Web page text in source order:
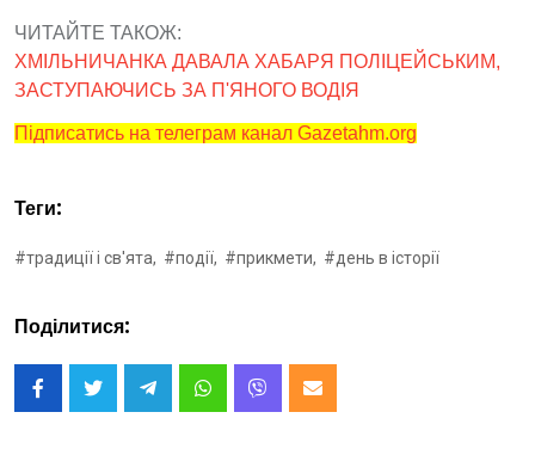
ЧИТАЙТЕ ТАКОЖ:
ХМІЛЬНИЧАНКА ДАВАЛА ХАБАРЯ ПОЛІЦЕЙСЬКИМ,
ЗАСТУПАЮЧИСЬ ЗА П'ЯНОГО ВОДІЯ
Підписатись на телеграм канал Gazetahm.org
Теги:
#традиції і св'ята, #події, #прикмети, #день в історії
Поділитися: